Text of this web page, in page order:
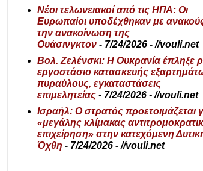
Νέοι τελωνειακοί από τις ΗΠΑ: Οι
Ευρωπαίοι υποδέχθηκαν με
την ανακοίνωση της
Ουάσινγκτον - 7/24/2026 - //vouli.net
Βολ. Ζελένσκι: Η Ουκρανία έπληξε
εργοστάσιο κατασκευής
πυραύλους, εγκαταστάσεις
επιμελητείας - 7/24/2026 - //vouli.net
Ισραήλ: Ο στρατός προετοιμάζεται
«μεγάλης κλίμακας
επιχείρηση» στην κατεχόμενη
Όχθη - 7/24/2026 - //vouli.net